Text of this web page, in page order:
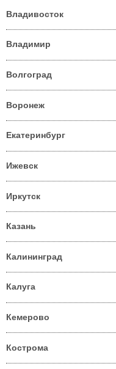
Владивосток
Владимир
Волгоград
Воронеж
Екатеринбург
Ижевск
Иркутск
Казань
Калининград
Калуга
Кемерово
Кострома